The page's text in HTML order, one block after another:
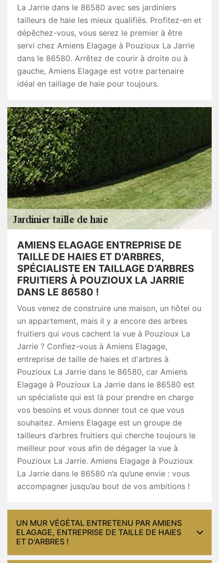
La Jarrie dans le 86580 avec ses jardiniers
tailleurs de haie les mieux qualifiés. Profitez-en et
dépêchez-vous, vous serez le premier à être
servi chez Amiens Elagage à Pouzioux La Jarrie
dans le 86580. Arrêtez de courir à droite ou à
gauche, Amiens Elagage est votre partenaire
idéal en taillage de haie pour toujours.
AMIENS ELAGAGE ENTREPRISE DE
TAILLE DE HAIES ET D'ARBRES,
SPÉCIALISTE EN TAILLAGE D’ARBRES
FRUITIERS À POUZIOUX LA JARRIE
DANS LE 86580 !
Vous venez de construire une maison, un hôtel ou
un appartement, mais il y a encore des arbres
fruitiers qui vous cachent la vue à Pouzioux La
Jarrie ? Confiez-vous à Amiens Elagage,
entreprise de taille de haies et d'arbres à
Pouzioux La Jarrie dans le 86580, car Amiens
Elagage à Pouzioux La Jarrie dans le 86580 est
un spécialiste qui est là pour prendre en charge
vos besoins et vous donner tout ce que vous
souhaitez. Amiens Elagage est un groupe de
tailleurs d’arbres fruitiers qui cherche toujours le
meilleur pour vous afin de dégager la vue à
Pouzioux La Jarrie. Amiens Elagage à Pouzioux
La Jarrie dans le 86580 n’a qu’une envie : vous
accompagner jusqu’au bout de vos ambitions !
UN MUR VÉGÉTAL ENTRETENU PAR AMIENS
ELAGAGE, ENTREPRISE DE TAILLE DE HAIES
ET D'ARBRES !